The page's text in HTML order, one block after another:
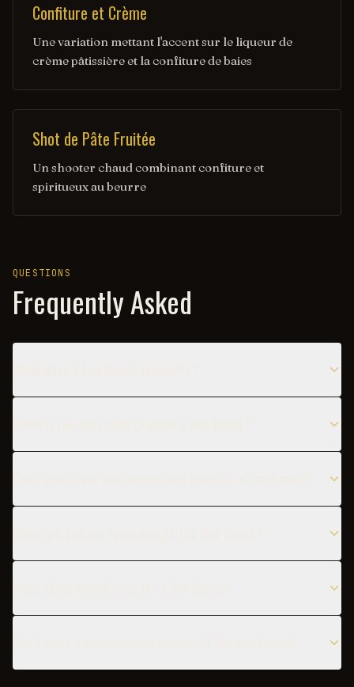
Confiture et Crème
Une variation mettant l'accent sur le liqueur de
crème pâtissière et la confiture de baies
Shot de Pâte Fruitée
Un shooter chaud combinant confiture et
spiritueux au beurre
QUESTIONS
Frequently Asked